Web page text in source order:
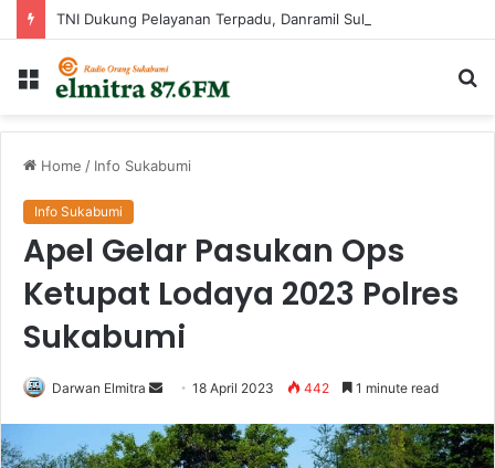
Menu
Home / Info Sukabumi
Info Sukabumi
Apel Gelar Pasukan Ops
Ketupat Lodaya 2023 Polres
Sukabumi
Darwan Elmitra
Send
email
18 April 2023 442 1 minute read